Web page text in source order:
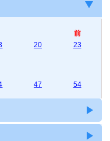
20
前
23
47 54